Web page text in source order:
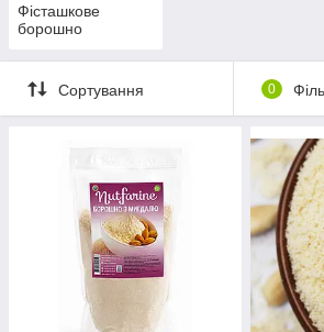
Фісташкове
борошно
Сортування 0